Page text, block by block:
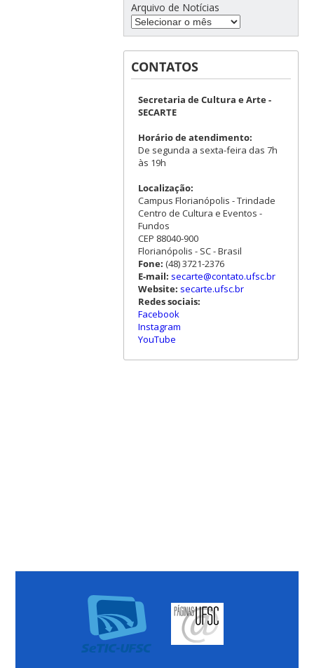
Arquivo de Notícias
CONTATOS
Secretaria de Cultura e Arte -
SECARTE
Horário de atendimento:
De segunda a sexta-feira das 7h
às 19h
Localização:
Campus Florianópolis - Trindade
Centro de Cultura e Eventos -
Fundos
CEP 88040-900
Florianópolis - SC - Brasil
Fone: (48) 3721-2376
E-mail: secarte@contato.ufsc.br
Website: secarte.ufsc.br
Redes sociais:
Facebook
Instagram
YouTube